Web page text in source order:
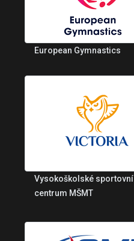
European Gymnastics
Vysokoškolské sportovní
centrum MŠMT